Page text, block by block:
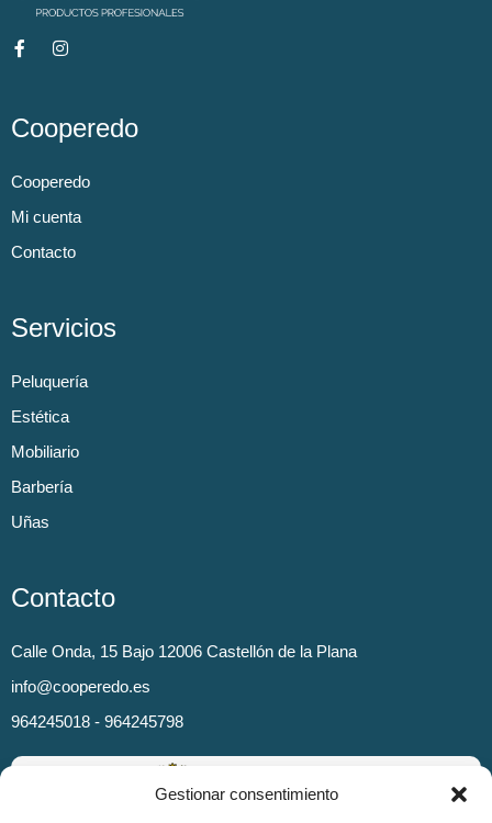
Gestionar consentimiento
Cooperedo
Cooperedo
Mi cuenta
Contacto
Servicios
Peluquería
Estética
Mobiliario
Barbería
Uñas
Contacto
Calle Onda, 15 Bajo 12006 Castellón de la Plana
info@cooperedo.es
964245018 - 964245798